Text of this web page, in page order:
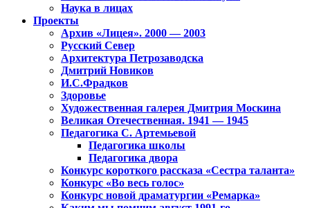
Наука в лицах
Проекты
Архив «Лицея». 2000 — 2003
Русский Север
Архитектура Петрозаводска
Дмитрий Новиков
И.С.Фрадков
Здоровье
Художественная галерея Дмитрия Москина
Великая Отечественная. 1941 — 1945
Педагогика С. Артемьевой
Педагогика школы
Педагогика двора
Конкурс короткого рассказа «Сестра таланта»
Конкурс «Во весь голос»
Конкурс новой драматургии «Ремарка»